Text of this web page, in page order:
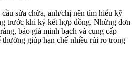
sửa chữa, anh/chị nên tìm hiểu kỹ
trước khi ký kết hợp đồng. Những đơn
báo giá minh bạch và cung cấp
thường giúp hạn chế nhiều rủi ro trong